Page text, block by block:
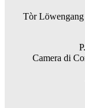
Tòr
Camera di